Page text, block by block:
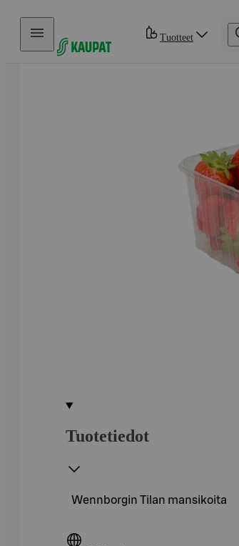
Hyppää sisältöön
Tuotteet
Tuotetiedot
Wennborgin Tilan mansikoita